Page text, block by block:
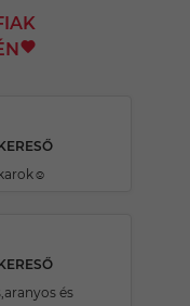
és